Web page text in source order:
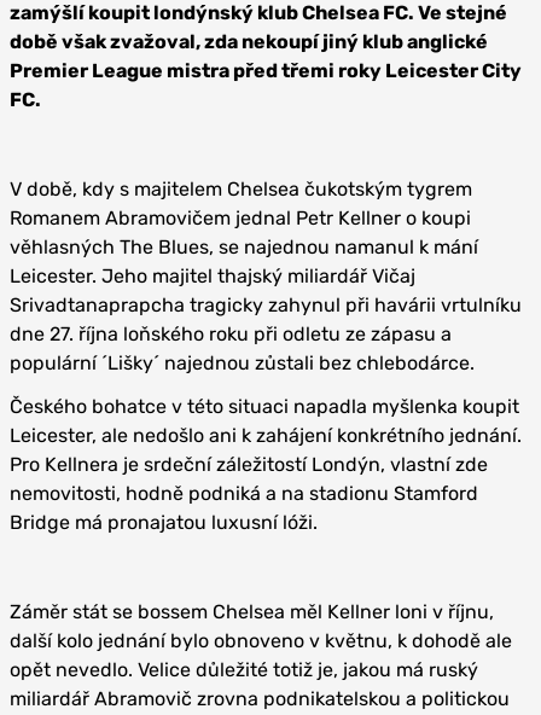
zamýšlí koupit londýnský klub Chelsea FC. Ve stejné
době však zvažoval, zda nekoupí jiný klub anglické
Premier League mistra před třemi roky Leicester City
FC.
V době, kdy s majitelem Chelsea čukotským tygrem
Romanem Abramovičem jednal Petr Kellner o koupi
věhlasných The Blues, se najednou namanul k mání
Leicester. Jeho majitel thajský miliardář Vičaj
Srivadtanaprapcha tragicky zahynul při havárii vrtulníku
dne 27. října loňského roku při odletu ze zápasu a
populární ´Lišky´ najednou zůstali bez chlebodárce.
Českého bohatce v této situaci napadla myšlenka koupit
Leicester, ale nedošlo ani k zahájení konkrétního jednání.
Pro Kellnera je srdeční záležitostí Londýn, vlastní zde
nemovitosti, hodně podniká a na stadionu Stamford
Bridge má pronajatou luxusní lóži.
Záměr stát se bossem Chelsea měl Kellner loni v říjnu,
další kolo jednání bylo obnoveno v květnu, k dohodě ale
opět nevedlo. Velice důležité totiž je, jakou má ruský
miliardář Abramovič zrovna podnikatelskou a politickou